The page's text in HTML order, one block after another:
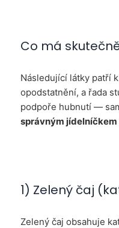
Co má
Následující látky patří
opodstatnění, a řada
podpoře hubnutí —
správným jídelníčkem
1) Zelený čaj
Zelený čaj obsahuje